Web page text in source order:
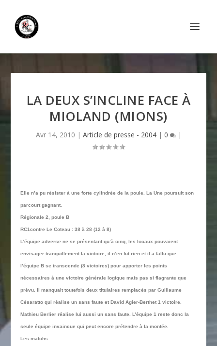
LA DEUX S’INCLINE FACE À
MIOLAND (MIONS)
Avr 14, 2010 | Article de presse - 2004| 0 |
Elle n’a pu résister à une forte cylindrée de la poule. La Une poursuit son
parcourt gagnant.
Régionale 2, poule B
RC1contre Le Coteau : 38 à 28 (12 à 8)
L’équipe adverse ne se présentant qu’à cinq, les locaux pouvaient
envisager tranquillement la victoire, il n’en fut rien et il a fallu que
l’équipe B se transcende (8 victoires) pour apporter les points
nécessaires à une victoire générale logique mais pas si flagrante que
prévu. Il manquait toutefois deux titulaires remplacés par Guillaume
Césaratto qui réalise un sans faute et David Agier-Berthet 1 victoire.
Mathieu Berlier réalise lui aussi un sans faute. L’équipe 1 reste donc la
seule équipe invaincue qui peut encore prétendre à la montée.
Les matchs